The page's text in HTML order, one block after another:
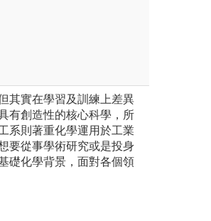
其實在學習及訓練上差異
有創造性的核心科學，所
系則著重化學運用於工業
要從事學術研究或是投身
礎化學背景，面對各個領